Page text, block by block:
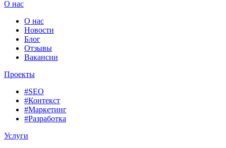
О нас
О нас
Новости
Блог
Отзывы
Вакансии
Проекты
#SEO
#Контекст
#Маркетинг
#Разработка
Услуги